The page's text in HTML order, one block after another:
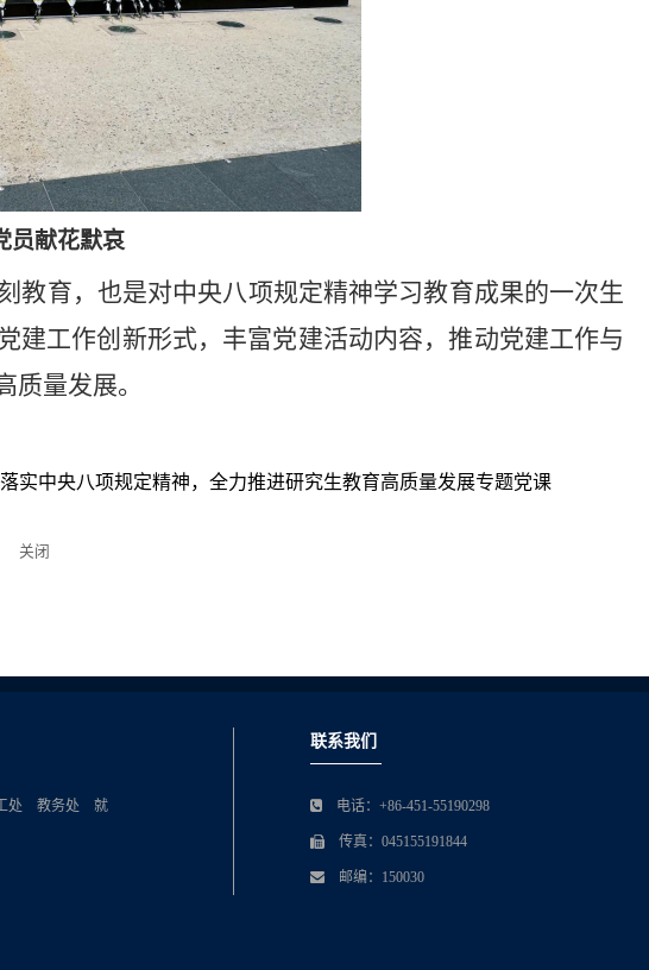
员献花默哀
教育，也是对中央八项规定精神学习教育成果的一次生
建工作创新形式，丰富党建活动内容，推动党建工作与
量发展。
实中央八项规定精神，全力推进研究生教育高质量发展专题党课
关闭
处 教务处 就
联系我们
电话：+86-451-55190298
传真：045155191844
邮编：150030